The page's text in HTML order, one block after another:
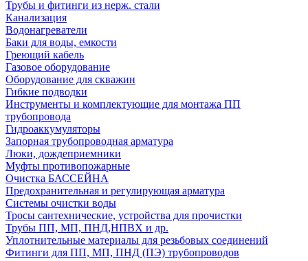
Трубы и фитинги из нерж. стали
Канализация
Водонагреватели
Баки для воды, емкости
Греющий кабель
Газовое оборудование
Оборудование для скважин
Гибкие подводки
Инструменты и комплектующие для монтажа ПП
трубопровода
Гидроаккумуляторы
Запорная трубопроводная арматура
Люки, дождеприемники
Муфты противопожарные
Очистка БАССЕЙНА
Предохранительная и регулирующая арматура
Системы очистки воды
Тросы сантехнические, устройства для прочистки
Трубы ПП, МП, ПНД,НПВХ и др.
Уплотнительные материалы для резьбовых соединений
Фитинги для ПП, МП, ПНД (ПЭ) трубопроводов